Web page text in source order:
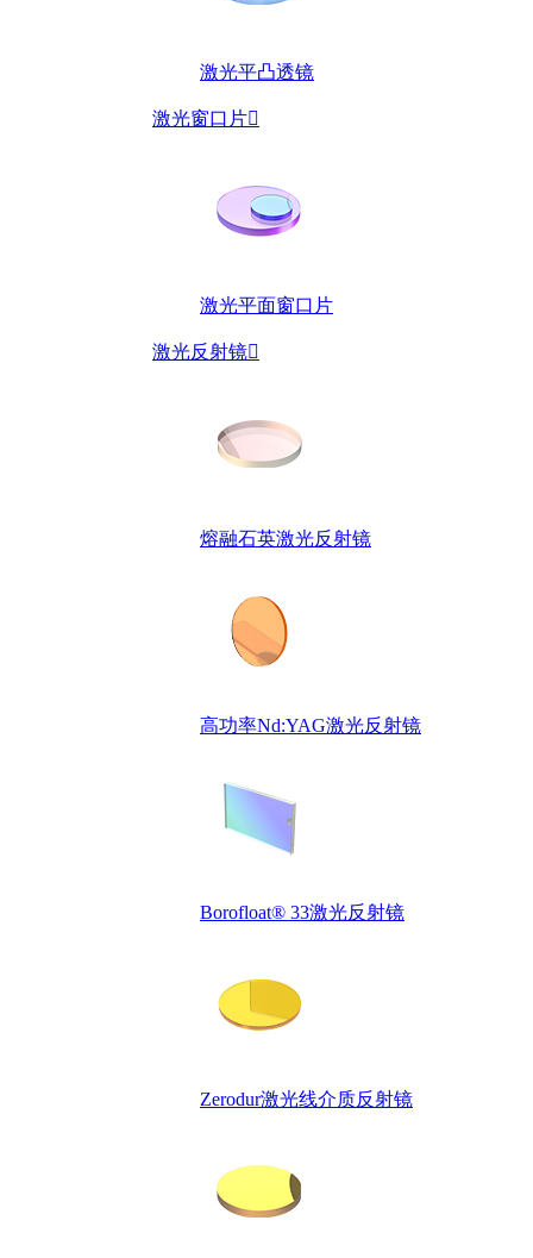
激光平凸透镜
激光窗口片
激光平面窗口片
激光反射镜
熔融石英激光反射镜
高功率Nd:YAG激光反射镜
Borofloat® 33激光反射镜
Zerodur激光线介质反射镜